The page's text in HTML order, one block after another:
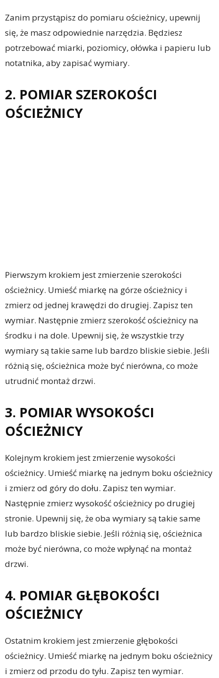
Zanim przystąpisz do pomiaru ościeżnicy, upewnij
się, że masz odpowiednie narzędzia. Będziesz
potrzebować miarki, poziomicy, ołówka i papieru lub
notatnika, aby zapisać wymiary.
2. POMIAR SZEROKOŚCI
OŚCIEŻNICY
Pierwszym krokiem jest zmierzenie szerokości
ościeżnicy. Umieść miarkę na górze ościeżnicy i
zmierz od jednej krawędzi do drugiej. Zapisz ten
wymiar. Następnie zmierz szerokość ościeżnicy na
środku i na dole. Upewnij się, że wszystkie trzy
wymiary są takie same lub bardzo bliskie siebie. Jeśli
różnią się, ościeżnica może być nierówna, co może
utrudnić montaż drzwi.
3. POMIAR WYSOKOŚCI
OŚCIEŻNICY
Kolejnym krokiem jest zmierzenie wysokości
ościeżnicy. Umieść miarkę na jednym boku ościeżnicy
i zmierz od góry do dołu. Zapisz ten wymiar.
Następnie zmierz wysokość ościeżnicy po drugiej
stronie. Upewnij się, że oba wymiary są takie same
lub bardzo bliskie siebie. Jeśli różnią się, ościeżnica
może być nierówna, co może wpłynąć na montaż
drzwi.
4. POMIAR GŁĘBOKOŚCI
OŚCIEŻNICY
Ostatnim krokiem jest zmierzenie głębokości
ościeżnicy. Umieść miarkę na jednym boku ościeżnicy
i zmierz od przodu do tyłu. Zapisz ten wymiar.